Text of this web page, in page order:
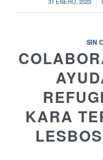
SIN
KARA